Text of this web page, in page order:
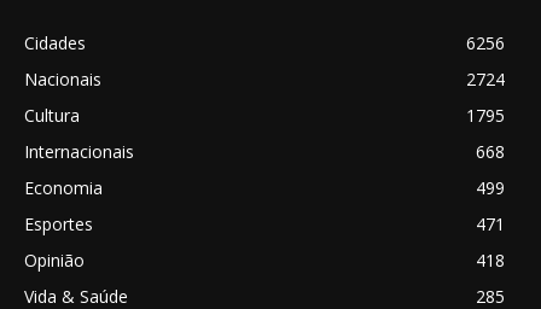
Cidades
6256
Nacionais
2724
Cultura
1795
Internacionais
668
Economia
499
Esportes
471
Opinião
418
Vida & Saúde
285